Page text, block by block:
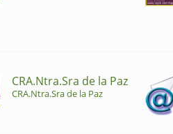
CRA.Ntra.Sra de la Paz
CRA.Ntra.Sra de la Paz